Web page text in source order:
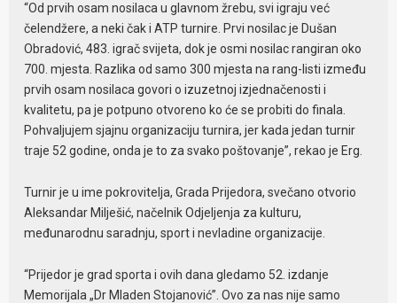
“Od prvih osam nosilaca u glavnom žrebu, svi igraju već
čelendžere, a neki čak i ATP turnire. Prvi nosilac je Dušan
Obradović, 483. igrač svijeta, dok je osmi nosilac rangiran oko
700. mjesta. Razlika od samo 300 mjesta na rang-listi između
prvih osam nosilaca govori o izuzetnoj izjednačenosti i
kvalitetu, pa je potpuno otvoreno ko će se probiti do finala.
Pohvaljujem sjajnu organizaciju turnira, jer kada jedan turnir
traje 52 godine, onda je to za svako poštovanje”, rekao je Erg.
Turnir je u ime pokrovitelja, Grada Prijedora, svečano otvorio
Aleksandar Milješić, načelnik Odjeljenja za kulturu,
međunarodnu saradnju, sport i nevladine organizacije.
“Prijedor je grad sporta i ovih dana gledamo 52. izdanje
Memorijala „Dr Mladen Stojanović”. Ovo za nas nije samo